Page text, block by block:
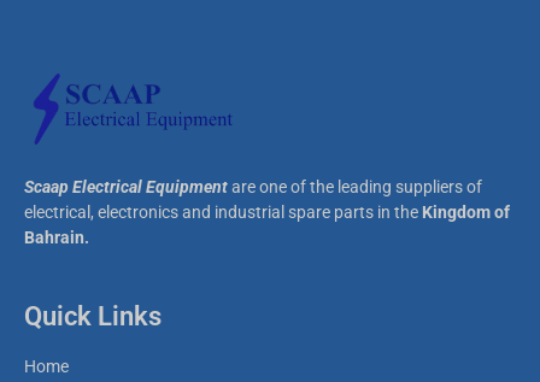
Scaap Electrical Equipmentare one of the leading suppliers of
electrical, electronics and industrial spare parts in the Kingdom of
Bahrain.
Quick Links
Home